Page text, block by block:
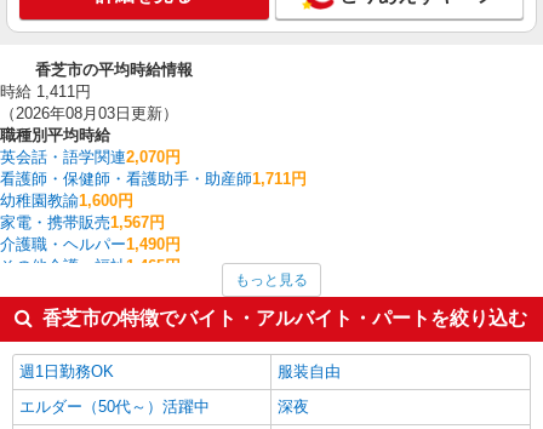
香芝市の平均時給情報
時給 1,411円
（2026年08月03日更新）
職種別平均時給
英会話・語学関連2,070円
看護師・保健師・看護助手・助産師1,711円
幼稚園教諭1,600円
家電・携帯販売1,567円
介護職・ヘルパー1,490円
その他介護・福祉 1,465円
フォークリフト1,400円
レストラン・専門料理店1,375円
金属加工1,340円
香芝市の他の職種の平均時給を見る
もっと見る
香芝市の特徴でバイト・アルバイト・パートを絞り込む
週1日勤務OK
服装自由
エルダー（50代～）活躍中
深夜